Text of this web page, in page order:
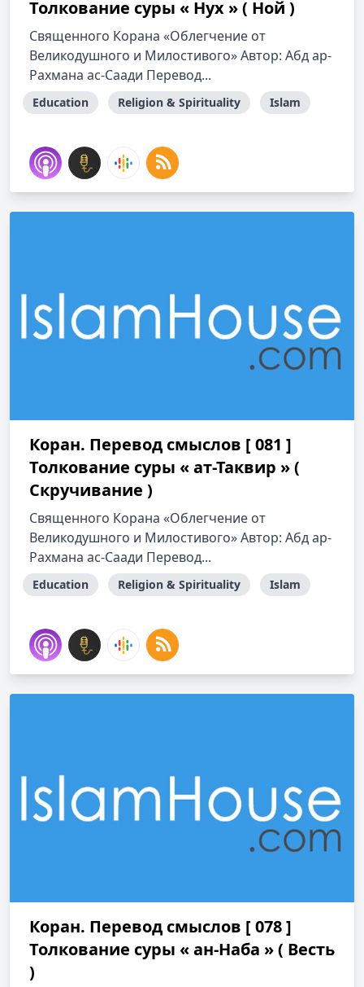
Толкование cуры « Нух » ( Ной )
Священного Корана «Облегчение от
Великодушного и Милостивого» Автор: Абд ар-
Рахмана ас-Саади Перевод...
Education Religion & Spirituality Islam
Коран. Перевод смыслов [ 081 ]
Толкование cуры « ат-Таквир » (
Скручивание )
Священного Корана «Облегчение от
Великодушного и Милостивого» Автор: Абд ар-
Рахмана ас-Саади Перевод...
Education Religion & Spirituality Islam
Коран. Перевод смыслов [ 078 ]
Толкование cуры « ан-Наба » ( Весть
)